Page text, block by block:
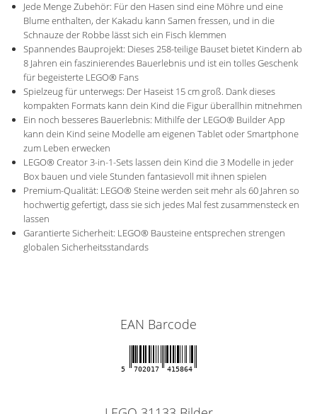
Jede Menge Zubehör: Für den Hasen sind eine Möhre und eine
Blume enthalten, der Kakadu kann Samen fressen, und in die
Schnauze der Robbe lässt sich ein Fisch klemmen
Spannendes Bauprojekt: Dieses 258-teilige Bauset bietet Kindern ab
8 Jahren ein faszinierendes Bauerlebnis und ist ein tolles Geschenk
für begeisterte LEGO® Fans
Spielzeug für unterwegs: Der Haseist 15 cm groß. Dank dieses
kompakten Formats kann dein Kind die Figur überallhin mitnehmen
Ein noch besseres Bauerlebnis: Mithilfe der LEGO® Builder App
kann dein Kind seine Modelle am eigenen Tablet oder Smartphone
zum Leben erwecken
LEGO® Creator 3-in-1-Sets lassen dein Kind die 3 Modelle in jeder
Box bauen und viele Stunden fantasievoll mit ihnen spielen
Premium-Qualität: LEGO® Steine werden seit mehr als 60 Jahren so
hochwertig gefertigt, dass sie sich jedes Mal fest zusammensteck en
lassen
Garantierte Sicherheit: LEGO® Bausteine entsprechen strengen
globalen Sicherheitsstandards
EAN Barcode
5 702017 415864